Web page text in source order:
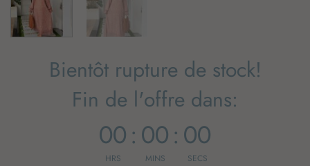
Bientôt rupture de stock!
Fin de l'offre dans:
00
HRS
: 00
MINS
: 00
SECS